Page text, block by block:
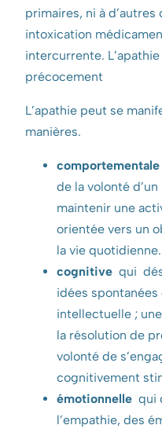
primaires, ni à
intoxication
intercurrente.
précocement
L’apathie peut se
manières.
comportementale
de la volonté
maintenir une
orientée vers un
la vie quotidienne.
cognitive qui
idées
intellectuelle ;
la résolution de
volonté de
cognitivement
émotionnelle qui
l’empathie, des